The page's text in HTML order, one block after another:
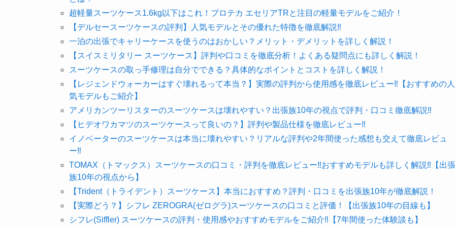
超軽量スーツケース1.6kg以下はこれ！プロテカ エセリアTRと注目の軽量モデルをご紹介！
【デルセースーツケースの評判】人気モデルとその優れた特徴を徹底解説‼
一泊の出張でキャリーケースを使うのはおかしい？メリット・デメリットを詳しく解説！
【スイスミリタリー スーツケース】評判や口コミを徹底分析！よくある疑問点にも詳しく解説！
スーツケースの取っ手修理は自分でできる？具体的なポイントとコストを詳しく解説！
【レジェンドウォーカーはすぐ壊れるって本当？】実際の評判から使用感を徹底レビュー‼【おすすめの人
気モデルもご紹介】
アメリカンツーリスターのスーツケースは壊れやすい？出張族10年の視点で評判・口コミ徹底解説‼
【ヒデオワカマツのスーツケースって良いの？】評判や製品仕様を徹底レビュー‼
イノベーターのスーツケースは本当に壊れやすい？リアルな評判や2年間使った感想も交えて徹底レビュ
ー‼
TOMAX（トマックス）スーツケースの口コミ・評判を徹底レビュー‼おすすめモデルも詳しく解説‼【出張
族10年の視点から】
【Trident（トライデント）スーツケース】本当におすすめ？評判・口コミを出張族10年が徹底解説！
【実際どう？】シフレ ZEROGRA(ゼログラ)スーツケースの口コミと評価！【出張族10年の目線も】
シフレ(Siffler) スーツケースの評判・使用感やおすすめモデルをご紹介‼【7年間使った体験談も】